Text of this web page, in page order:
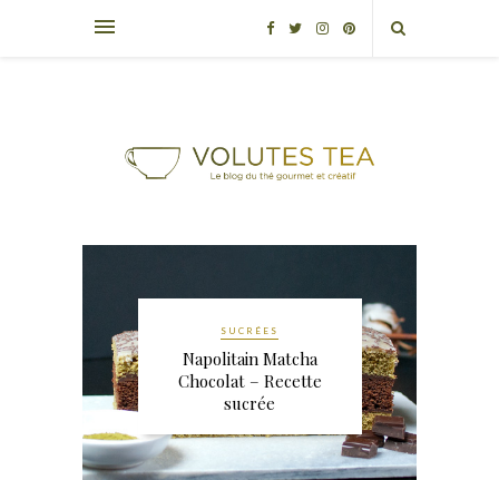
SUCRÉES
Napolitain Matcha
Chocolat – Recette
sucrée